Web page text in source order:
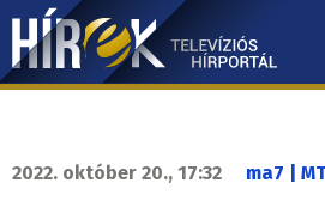
Ugrás
tartalomra
Hírek.sk
navigáció
2022. október 20., 17:32 ma7 |